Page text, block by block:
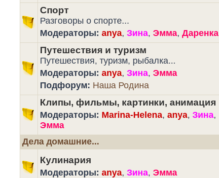
Спорт
Разговоры о спорте...
Модераторы: anya, Зина, Эмма, Даренка
Путешествия и туризм
Путешествия, туризм, рыбалка...
Модераторы: anya, Зина, Эмма
Подфорум: Наша Родина
Клипы, фильмы, картинки, анимация
Модераторы: Marina-Helena, anya, Зина,
Эмма
Дела домашние...
Кулинария
Модераторы: anya, Зина, Эмма